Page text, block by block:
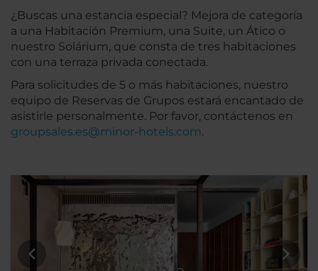
¿Buscas una estancia especial? Mejora de categoría
a una Habitación Premium, una Suite, un Ático o
nuestro Solárium, que consta de tres habitaciones
con una terraza privada conectada.
Para solicitudes de 5 o más habitaciones, nuestro
equipo de Reservas de Grupos estará encantado de
asistirle personalmente. Por favor, contáctenos en
groupsales.es@minor-hotels.com.